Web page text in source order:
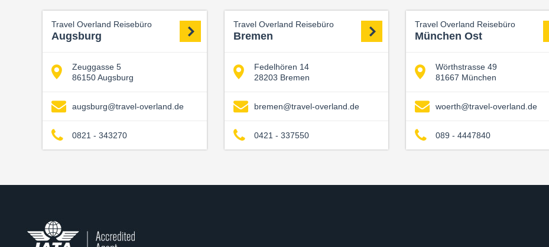
Travel Overland Reisebüro
Augsburg
Zeuggasse 5
86150 Augsburg
augsburg@travel-overland.de
0821 - 343270
Travel Overland Reisebüro
Bremen
Fedelhören 14
28203 Bremen
bremen@travel-overland.de
0421 - 337550
Travel Overland Reisebüro
München Ost
Wörthstrasse 49
81667 München
woerth@travel-overland.de
089 - 4447840